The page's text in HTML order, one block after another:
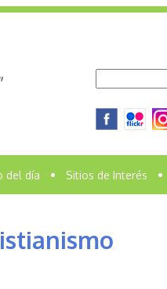
del día • Sitios de Interés •